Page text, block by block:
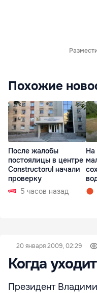
Похожие
После жалобы
постоялицы в центре
Constructorul начали
проверку
5 часов назад
На
20 января 2009, 02:29
Когда
Президент